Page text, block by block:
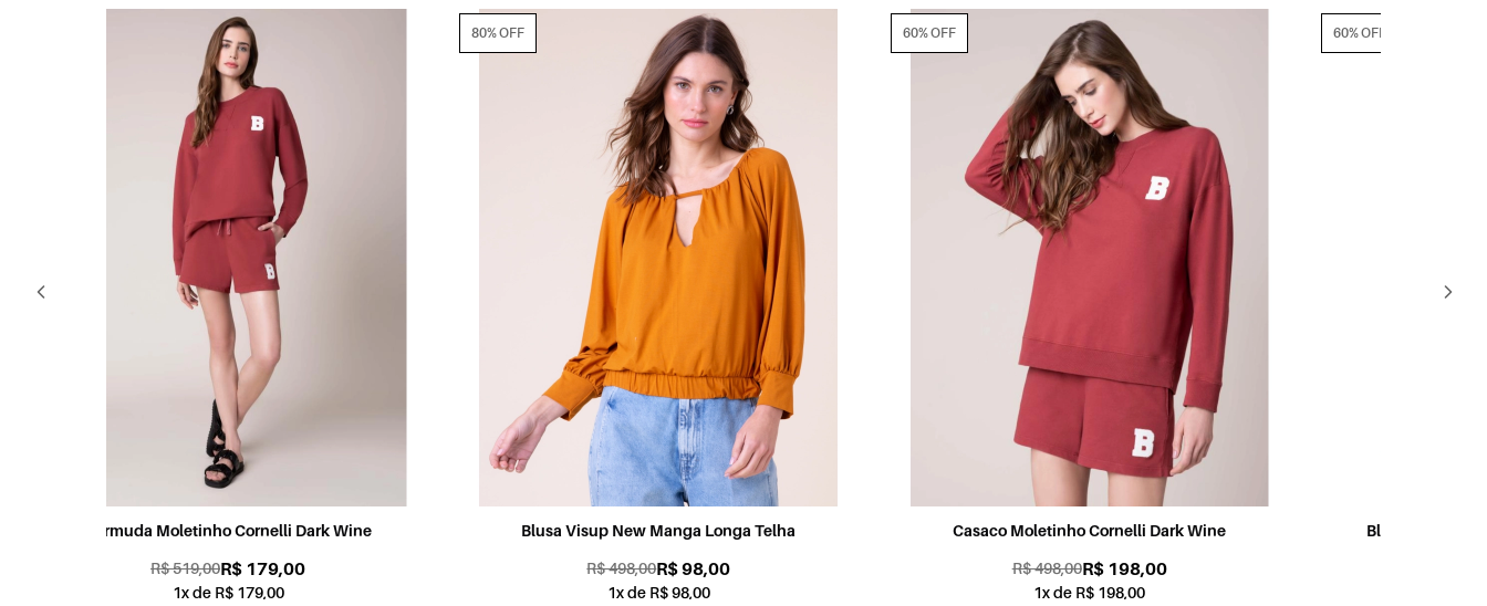
Blusa Visup New Manga Longa Telha
R$ 498,00
1x de R$ 98,00
Casaco Moletinho Cornelli Dark Wine
R$ 498,00
1x de R$ 198,00
Blusa Mangas Crepe Viscolinho Vermelho
R$ 398,00
1x de R$ 159,00